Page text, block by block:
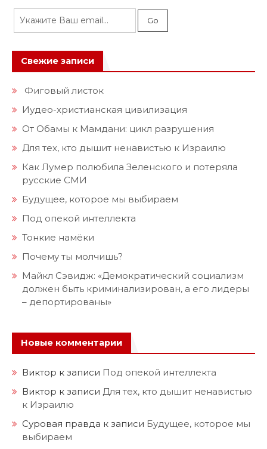
Свежие записи
Фиговый листок
Иудео-христианская цивилизация
От Обамы к Мамдани: цикл разрушения
Для тех, кто дышит ненавистью к Израилю
Как Лумер полюбила Зеленского и потеряла
русские СМИ
Будущее, которое мы выбираем
Под опекой интеллекта
Тонкие намёки
Почему ты молчишь?
Майкл Сэвидж: «Демократический социализм
должен быть криминализирован, а его лидеры
– депортированы»
Новые комментарии
Виктор к записи Под опекой интеллекта
Виктор к записи Для тех, кто дышит ненавистью
к Израилю
Суровая правда к записи Будущее, которое мы
выбираем